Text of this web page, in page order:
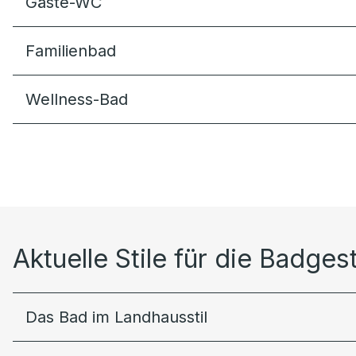
Familienbad
Wellness-Bad
Aktuelle Stile für die
Das Bad im Landhausstil